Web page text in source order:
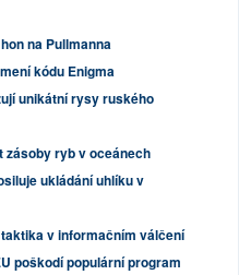
na Pullmanna
kódu Enigma
unikátní rysy ruského
zásoby ryb v oceánech
ukládání uhlíku v
v informačním válčení
poškodí populární program